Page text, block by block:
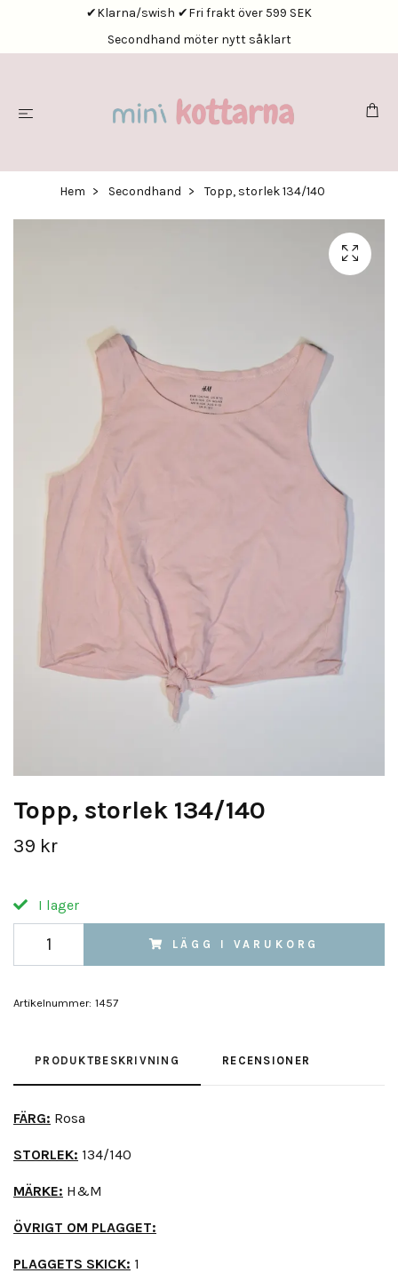
✔Klarna/swish ✔Fri frakt över 599 SEK
Secondhand möter nytt såklart
Hem Secondhand Topp, storlek 134/140
Topp, storlek 134/140
39 kr
I lager
LÄGG I VARUKORG
Artikelnummer: 1457
PRODUKTBESKRIVNING RECENSIONER
FÄRG: Rosa
STORLEK: 134/140
MÄRKE: H&M
ÖVRIGT OM PLAGGET:
PLAGGETS SKICK: 1